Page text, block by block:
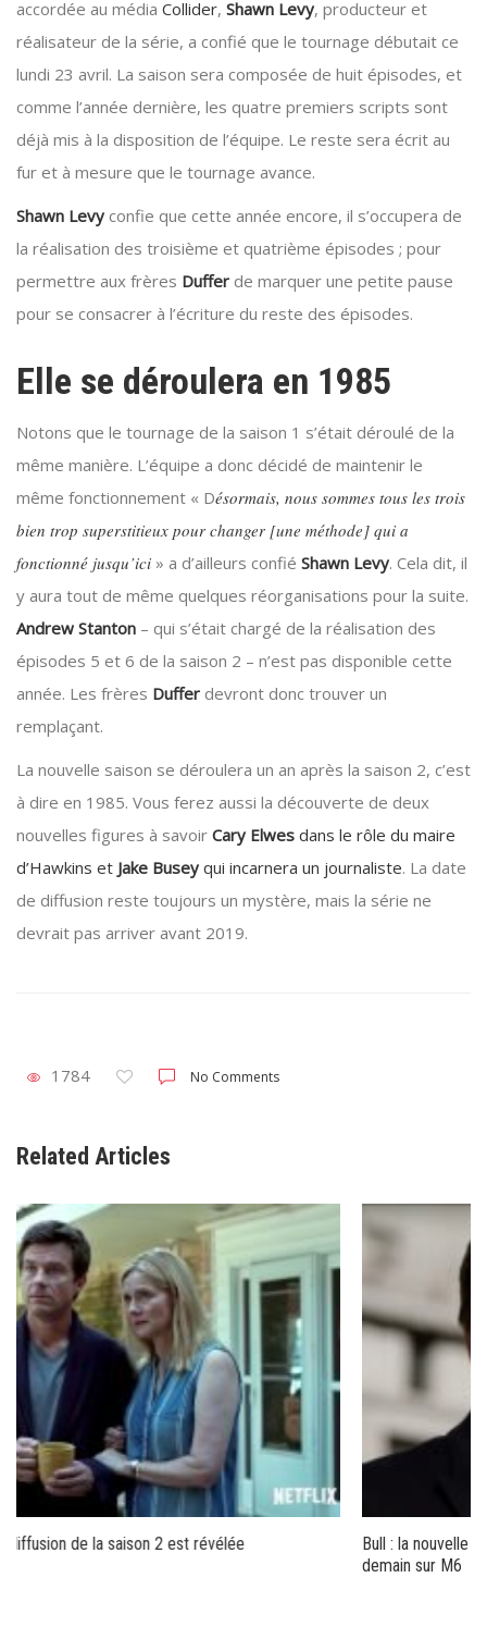
accordée au média Collider, Shawn Levy, producteur et
réalisateur de la série, a confié que le tournage débutait ce
lundi 23 avril. La saison sera composée de huit épisodes, et
comme l’année dernière, les quatre premiers scripts sont
déjà mis à la disposition de l’équipe. Le reste sera écrit au
fur et à mesure que le tournage avance.
Shawn Levy confie que cette année encore, il s’occupera de
la réalisation des troisième et quatrième épisodes ; pour
permettre aux frères Duffer de marquer une petite pause
pour se consacrer à l’écriture du reste des épisodes.
Elle se déroulera en 1985
Notons que le tournage de la saison 1 s’était déroulé de la
même manière. L’équipe a donc décidé de maintenir le
même fonctionnement « Désormais, nous sommes tous les trois
bien trop superstitieux pour changer [une méthode] qui a
fonctionné jusqu’ici » a d’ailleurs confié Shawn Levy. Cela dit, il
y aura tout de même quelques réorganisations pour la suite.
Andrew Stanton – qui s’était chargé de la réalisation des
épisodes 5 et 6 de la saison 2 – n’est pas disponible cette
année. Les frères Duffer devront donc trouver un
remplaçant.
La nouvelle saison se déroulera un an après la saison 2, c’est
à dire en 1985. Vous ferez aussi la découverte de deux
nouvelles figures à savoir Cary Elwes dans le rôle du maire
d’Hawkins et Jake Busey qui incarnera un journaliste. La date
de diffusion reste toujours un mystère, mais la série ne
devrait pas arriver avant 2019.
1784 No Comments
Related Articles
Bull : la nouvelle série américaine avec Michael Weatherly démarre